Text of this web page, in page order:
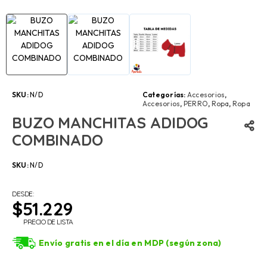
SKU:N/D Categorías: Accesorios,
Accesorios, PERRO, Ropa, Ropa
BUZO MANCHITAS ADIDOG
COMBINADO
SKU:N/D
DESDE:
$51.229
PRECIO DE LISTA
Envío gratis en el día en MDP (según zona)